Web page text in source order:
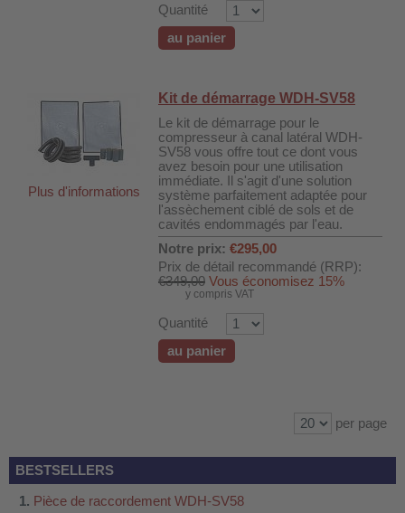
Quantité
au panier
Plus d'informations
Kit de démarrage WDH-SV58
Le kit de démarrage pour le
compresseur à canal latéral WDH-
SV58 vous offre tout ce dont vous
avez besoin pour une utilisation
immédiate. Il s'agit d'une solution
système parfaitement adaptée pour
l'assèchement ciblé de sols et de
cavités endommagés par l'eau.
Notre prix: €295,00
Prix de détail recommandé (RRP):
€349,00 Vous économisez 15%
y compris VAT
Quantité
au panier
per page
BESTSELLERS
Pièce de raccordement WDH-SV58